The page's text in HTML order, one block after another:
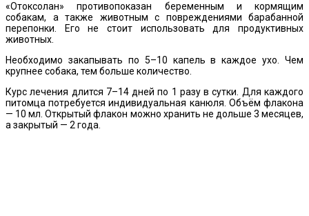
«Отоксолан» противопоказан беременным и кормящим
собакам, а также животным с повреждениями барабанной
перепонки. Его не стоит использовать для продуктивных
животных.
Необходимо закапывать по 5–10 капель в каждое ухо. Чем
крупнее собака, тем больше количество.
Курс лечения длится 7–14 дней по 1 разу в сутки. Для каждого
питомца потребуется индивидуальная канюля. Объём флакона
— 10 мл. Открытый флакон можно хранить не дольше 3 месяцев,
а закрытый — 2 года.